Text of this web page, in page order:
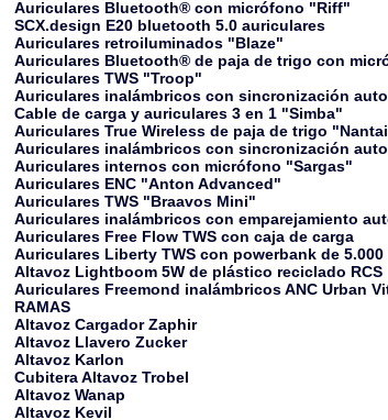
Auriculares Bluetooth® con micrófono "Riff"
SCX.design E20 bluetooth 5.0 auriculares
Auriculares retroiluminados "Blaze"
Auriculares Bluetooth® de paja de trigo con
Auriculares TWS "Troop"
Auriculares inalámbricos con sincronización
Cable de carga y auriculares 3 en 1 "Simba"
Auriculares True Wireless de paja de trigo
Auriculares inalámbricos con sincronización
Auriculares internos con micrófono "Sargas"
Auriculares ENC "Anton Advanced"
Auriculares TWS "Braavos Mini"
Auriculares inalámbricos con emparejamiento
Auriculares Free Flow TWS con caja de carga
Auriculares Liberty TWS con powerbank de 5.000
Altavoz Lightboom 5W de plástico reciclado RCS
Auriculares Freemond inalámbricos ANC Urban
RAMAS
Altavoz Cargador Zaphir
Altavoz Llavero Zucker
Altavoz Karlon
Cubitera Altavoz Trobel
Altavoz Wanap
Altavoz Kevil